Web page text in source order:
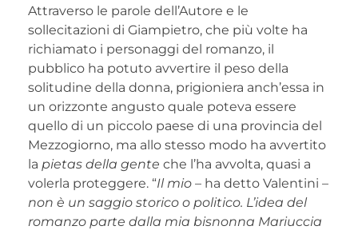
Attraverso le parole dell’Autore e le
sollecitazioni di Giampietro, che più volte ha
richiamato i personaggi del romanzo, il
pubblico ha potuto avvertire il peso della
solitudine della donna, prigioniera anch’essa in
un orizzonte angusto quale poteva essere
quello di un piccolo paese di una provincia del
Mezzogiorno, ma allo stesso modo ha avvertito
la pietas della gente che l’ha avvolta, quasi a
volerla proteggere. “Il mio – ha detto Valentini –
non è un saggio storico o politico. L’idea del
romanzo parte dalla mia bisnonna Mariuccia